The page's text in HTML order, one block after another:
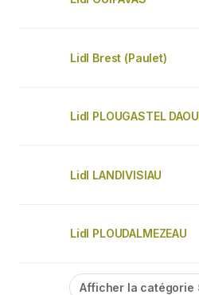
Lidl Brest (Paulet)
Lidl PLOUGASTEL
Lidl LANDIVISIAU
Lidl PLOUDALMEZEAU
Afficher la catégorie